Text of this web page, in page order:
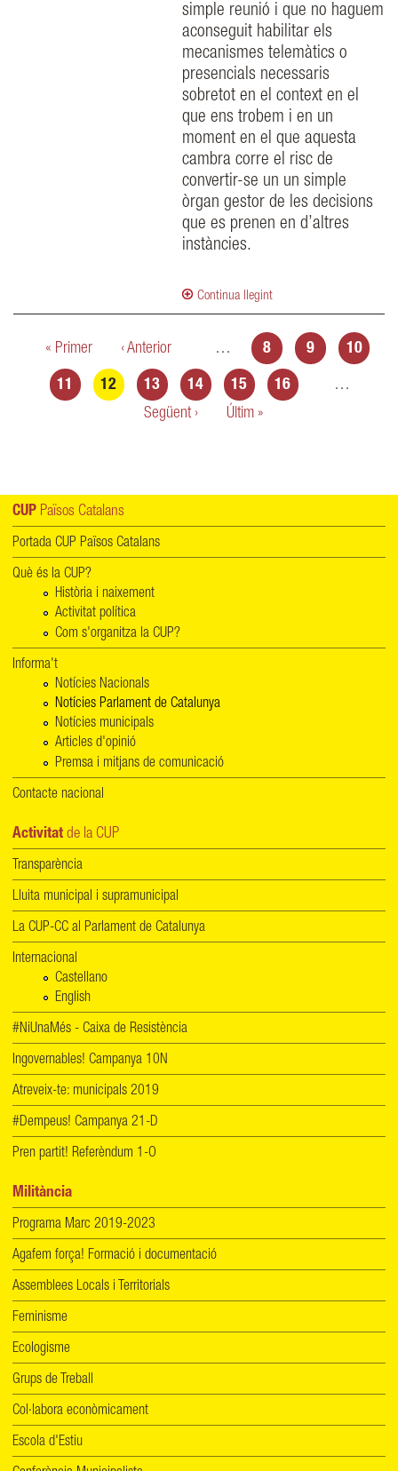
simple reunió i que no haguem
aconseguit habilitar els
mecanismes telemàtics o
presencials necessaris
sobretot en el context en el
que ens trobem i en un
moment en el que aquesta
cambra corre el risc de
convertir-se un un simple
òrgan gestor de les decisions
que es prenen en d’altres
instàncies.
Continua llegint
Pàgines
« Primer ‹ Anterior … 8 9 10
11 12 13 14 15 16
…
Següent ›
Últim »
CUP Països Catalans
Portada CUP Països Catalans
Què és la CUP?
Història i naixement
Activitat política
Com s'organitza la CUP?
Informa't
Notícies Nacionals
Notícies Parlament de Catalunya
Notícies municipals
Articles d'opinió
Premsa i mitjans de comunicació
Contacte nacional
Activitat de la CUP
Transparència
Lluita municipal i supramunicipal
La CUP-CC al Parlament de Catalunya
Internacional
Castellano
English
#NiUnaMés - Caixa de Resistència
Ingovernables! Campanya 10N
Atreveix-te: municipals 2019
#Dempeus! Campanya 21-D
Pren partit! Referèndum 1-O
Militància
Programa Marc 2019-2023
Agafem força! Formació i documentació
Assemblees Locals i Territorials
Feminisme
Ecologisme
Grups de Treball
Col·labora econòmicament
Escola d'Estiu